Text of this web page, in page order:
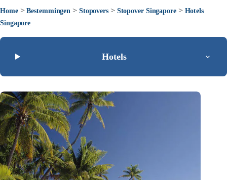
Home>Bestemmingen > Stopovers> Stopover Singapore> Hotels
Singapore
Hotels